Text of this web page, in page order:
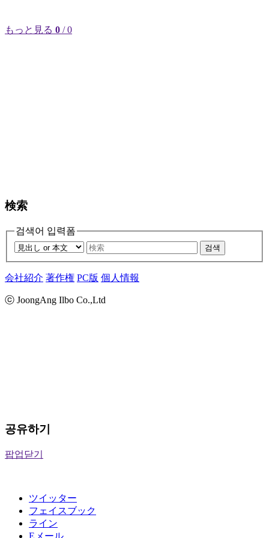
もっと見る 0 / 0
検索
검색어 입력폼
검색
会社紹介 著作権 PC版 個人情報
ⓒ JoongAng Ilbo Co.,Ltd
공유하기
팝업닫기
ツイッター
フェイスブック
ライン
Eメール